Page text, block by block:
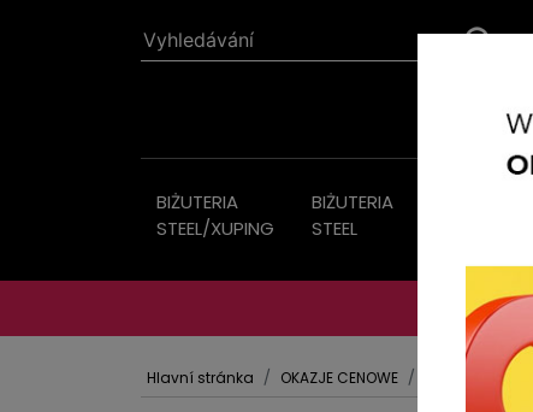
BIŻUTERIA
STEEL/XUPING
BIŻUTERIA
STEEL
Hlavní stránka OKAZJE CENOWE